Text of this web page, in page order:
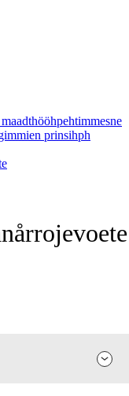
prinsihph